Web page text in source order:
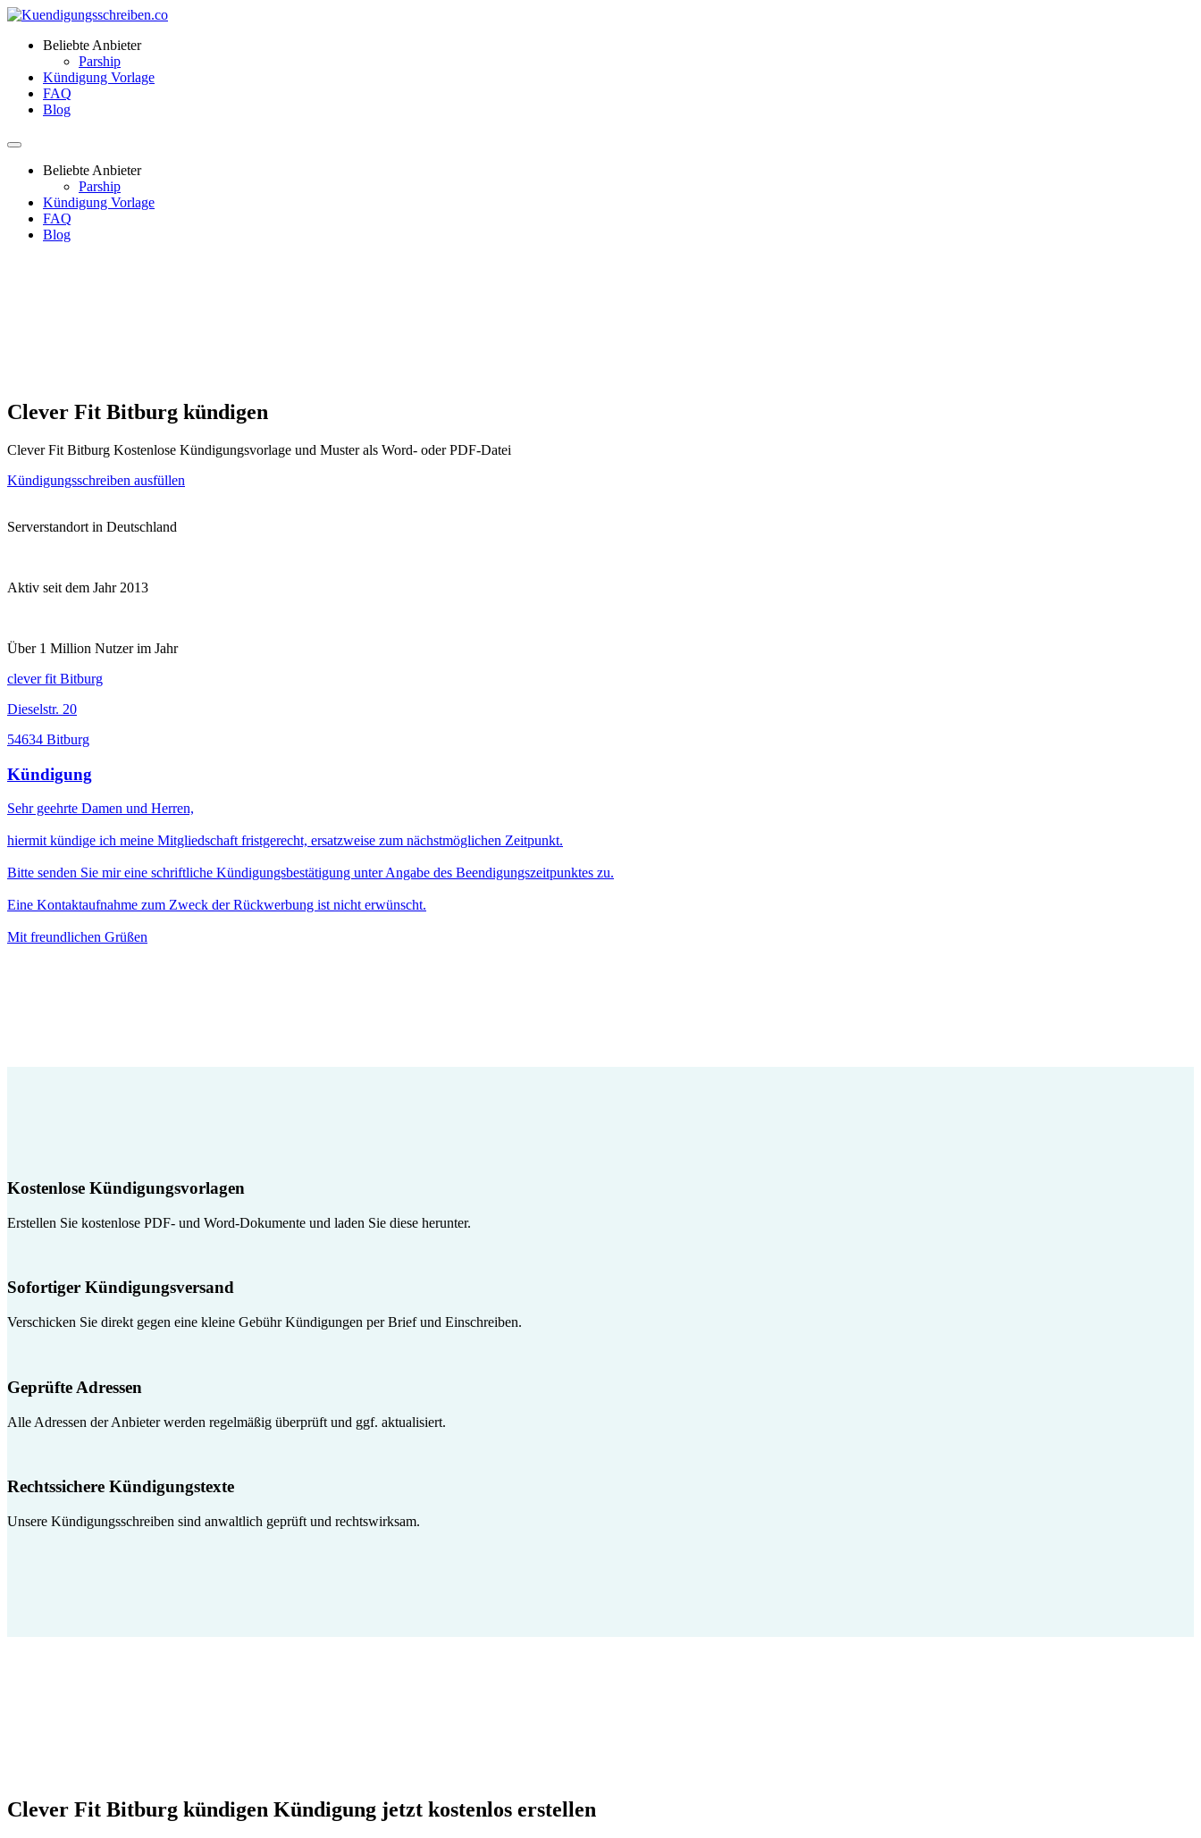
Beliebte Anbieter
Parship
Kündigung Vorlage
FAQ
Blog
Beliebte Anbieter
Parship
Kündigung Vorlage
FAQ
Blog
Clever Fit Bitburg kündigen
Clever Fit Bitburg Kostenlose Kündigungsvorlage und Muster als Word- oder PDF-Datei
Kündigungsschreiben ausfüllen
Serverstandort in Deutschland
Aktiv seit dem Jahr 2013
Über 1 Million Nutzer im Jahr
clever fit Bitburg
Dieselstr. 20
54634 Bitburg
Kündigung
Sehr geehrte Damen und Herren,
hiermit kündige ich meine Mitgliedschaft fristgerecht, ersatzweise zum nächstmöglichen Zeitpunkt.
Bitte senden Sie mir eine schriftliche Kündigungsbestätigung unter Angabe des Beendigungszeitpunktes zu.
Eine Kontaktaufnahme zum Zweck der Rückwerbung ist nicht erwünscht.
Mit freundlichen Grüßen
Kostenlose Kündigungsvorlagen
Erstellen Sie kostenlose PDF- und Word-Dokumente und laden Sie diese herunter.
Sofortiger Kündigungsversand
Verschicken Sie direkt gegen eine kleine Gebühr Kündigungen per Brief und Einschreiben.
Geprüfte Adressen
Alle Adressen der Anbieter werden regelmäßig überprüft und ggf. aktualisiert.
Rechtssichere Kündigungstexte
Unsere Kündigungsschreiben sind anwaltlich geprüft und rechtswirksam.
Clever Fit Bitburg kündigen Kündigung jetzt kostenlos erstellen